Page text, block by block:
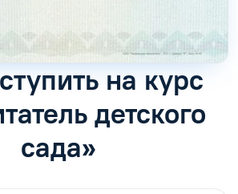
на курс
детского
сада»